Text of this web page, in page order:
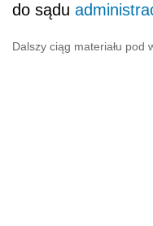
do sądu
Dalszy ciąg materiału pod